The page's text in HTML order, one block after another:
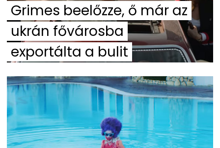
Grimes beelőzze, ő már az
ukrán fővárosba
exportálta a bulit